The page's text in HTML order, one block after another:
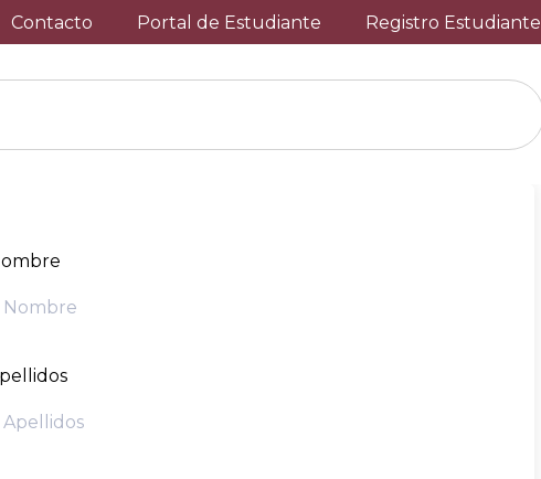
Contacto Portal de Estudiante Registro Estudiante